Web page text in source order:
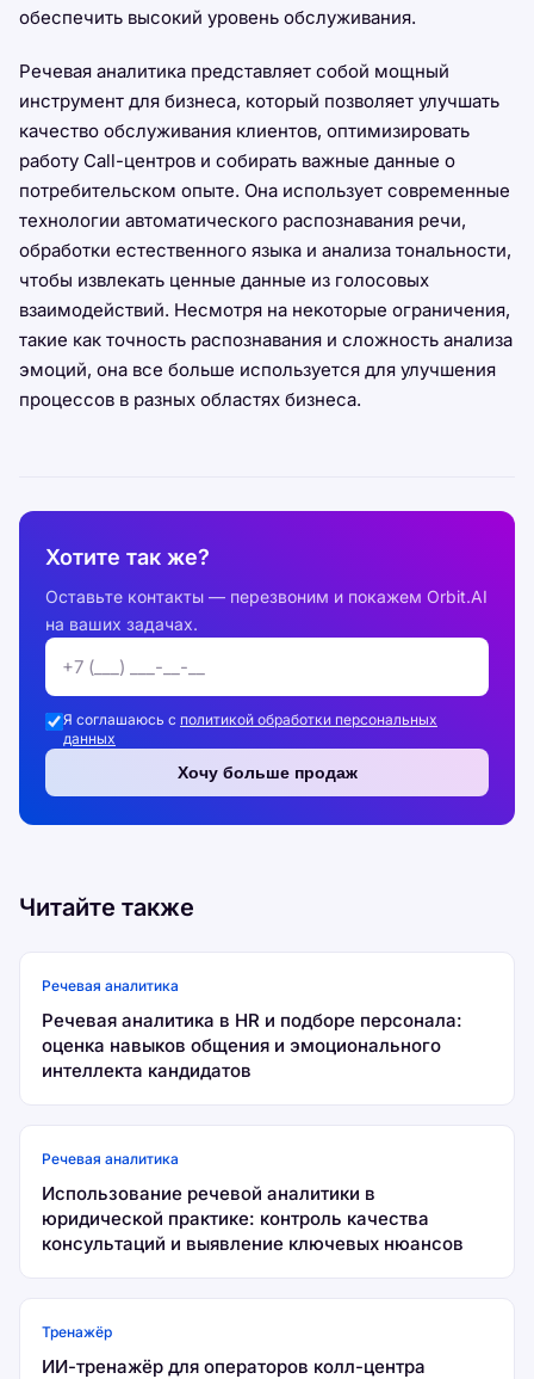
обеспечить высокий уровень обслуживания.
Речевая аналитика представляет собой мощный
инструмент для бизнеса, который позволяет улучшать
качество обслуживания клиентов, оптимизировать
работу Call-центров и собирать важные данные о
потребительском опыте. Она использует современные
технологии автоматического распознавания речи,
обработки естественного языка и анализа тональности,
чтобы извлекать ценные данные из голосовых
взаимодействий. Несмотря на некоторые ограничения,
такие как точность распознавания и сложность анализа
эмоций, она все больше используется для улучшения
процессов в разных областях бизнеса.
Хотите так же?
Оставьте контакты — перезвоним и покажем Orbit.AI
на ваших задачах.
Я соглашаюсь с политикой обработки персональных
данных
Хочу больше продаж
Читайте также
Речевая аналитика
Речевая аналитика в HR и подборе персонала:
оценка навыков общения и эмоционального
интеллекта кандидатов
Речевая аналитика
Использование речевой аналитики в
юридической практике: контроль качества
консультаций и выявление ключевых нюансов
Тренажёр
ИИ-тренажёр для операторов колл-центра